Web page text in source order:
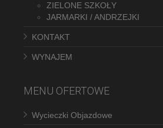
ZIELONE SZKOŁY
JARMARKI / ANDRZEJKI
KONTAKT
WYNAJEM
MENU OFERTOWE
Wycieczki Objazdowe